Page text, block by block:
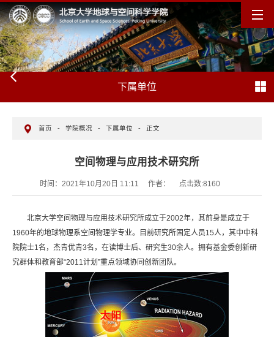
下属单位
首页 - 学院概况 - 下属单位 - 正文
空间物理与应用技术研究所
时间：2021年10月20日 11:11 作者： 点击数:8160
北京大学空间物理与应用技术研究所成立于2002年，其前身是成立于
1960年的地球物理系空间物理学专业。目前研究所固定人员15人，其中中科
院院士1名，杰青优青3名，在读博士后、研究生30余人。拥有基金委创新研
究群体和教育部“2011计划”重点领域协同创新团队。